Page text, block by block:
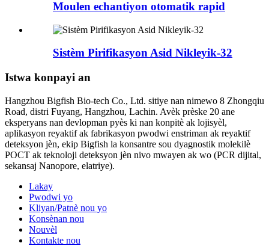
Moulen echantiyon otomatik rapid
Sistèm Pirifikasyon Asid Nikleyik-32
Istwa konpayi an
Hangzhou Bigfish Bio-tech Co., Ltd. sitiye nan nimewo 8 Zhongqiu
Road, distri Fuyang, Hangzhou, Lachin. Avèk prèske 20 ane
eksperyans nan devlopman pyès ki nan konpitè ak lojisyèl,
aplikasyon reyaktif ak fabrikasyon pwodwi enstriman ak reyaktif
deteksyon jèn, ekip Bigfish la konsantre sou dyagnostik molekilè
POCT ak teknoloji deteksyon jèn nivo mwayen ak wo (PCR dijital,
sekansaj Nanopore, elatriye).
Lakay
Pwodwi yo
Kliyan/Patnè nou yo
Konsènan nou
Nouvèl
Kontakte nou